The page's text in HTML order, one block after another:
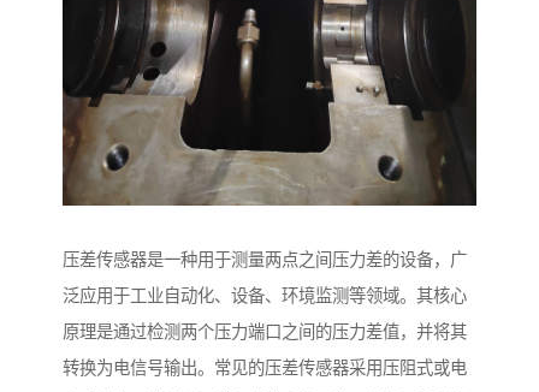
压差传感器是一种用于测量两点之间压力差的设备，广
泛应用于工业自动化、设备、环境监测等领域。其核心
原理是通过检测两个压力端口之间的压力差值，并将其
转换为电信号输出。常见的压差传感器采用压阻式或电